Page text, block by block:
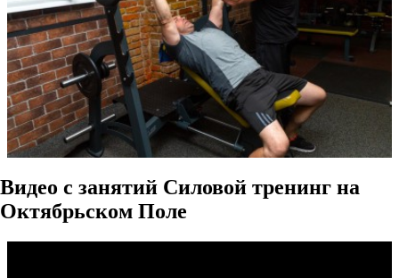
Видео с занятий Силовой тренинг на
Октябрьском Поле